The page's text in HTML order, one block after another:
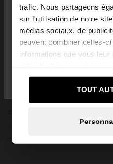
trafic. Nous partageons
sur l'utilisation de notre
médias sociaux, de
peuvent combiner celles-
informations que vous leur
services.
TOUT
Vous accédez au site
parcourir notre site au
REJOIGNEZ NOTRE
et obtenez 10% de
TENDANCES